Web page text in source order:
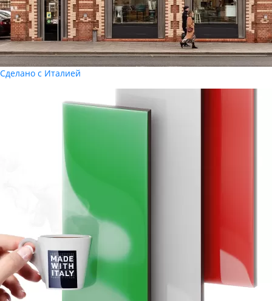
Сделано с Италией